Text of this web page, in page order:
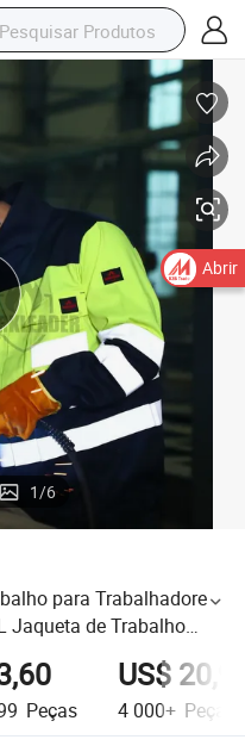
1/6
para Trabalhadores
Jaqueta de Trabalho
Peças
US$
4 000+ Peças
Abrir